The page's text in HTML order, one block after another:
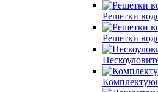
Решетки
Решетки